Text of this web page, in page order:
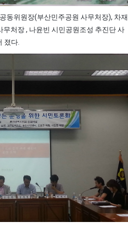
동위원장(부산민주공원 사무처장), 차재
무처장 , 나윤빈 시민공원조성 추진단 사
졌다.